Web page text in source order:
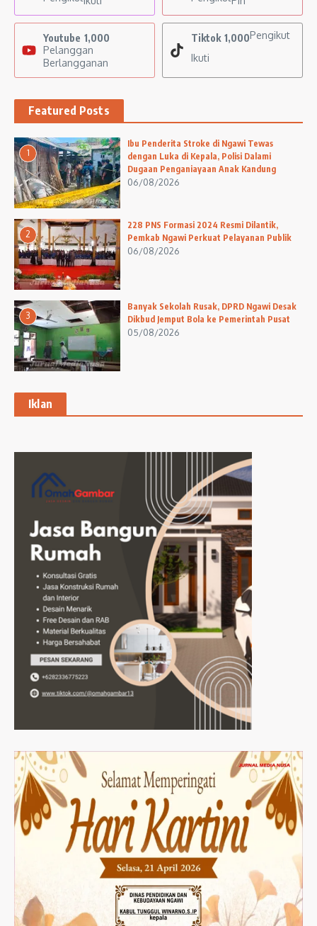
Youtube 1,000
Pelanggan
Berlangganan
Tiktok 1,000Pengikut
Ikuti
Featured Posts
1
Ibu Penderita Stroke di Ngawi Tewas
dengan Luka di Kepala, Polisi Dalami
Dugaan Penganiayaan Anak Kandung
06/08/2026
2
228 PNS Formasi 2024 Resmi Dilantik,
Pemkab Ngawi Perkuat Pelayanan Publik
06/08/2026
3
Banyak Sekolah Rusak, DPRD Ngawi Desak
Dikbud Jemput Bola ke Pemerintah Pusat
05/08/2026
Iklan